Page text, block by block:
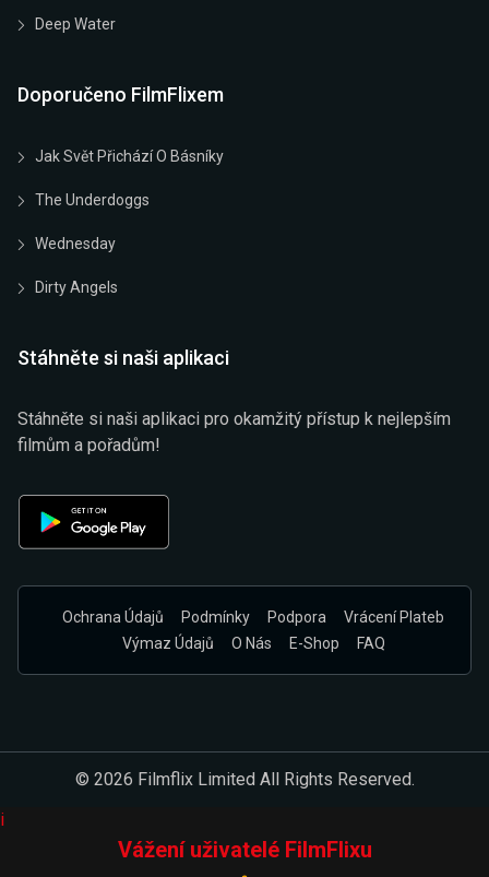
Deep Water
Doporučeno FilmFlixem
Jak Svět Přichází O Básníky
The Underdoggs
Wednesday
Dirty Angels
Stáhněte si naši aplikaci
Stáhněte si naši aplikaci pro okamžitý přístup k nejlepším
filmům a pořadům!
Ochrana Údajů Podmínky Podpora
Vrácení Plateb
Výmaz Údajů
O Nás E-Shop FAQ
© 2026 Filmflix Limited All Rights Reserved.
i
Vážení uživatelé FilmFlixu